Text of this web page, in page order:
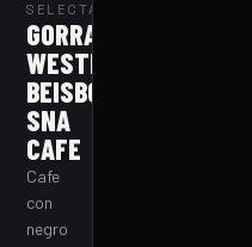
SELECTA
GORRA
WESTERN
BEISBOL
SNA
CAFE
Cafe
con
negro